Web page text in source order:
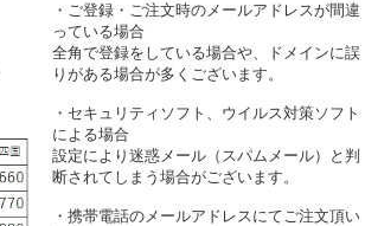
・ご登録・ご注文時のメールアドレスが間違
っている場合
全角で登録をしている場合や、ドメインに誤
りがある場合が多くございます。
・セキュリティソフト、ウイルス対策ソフト
による場合
設定により迷惑メール（スパムメール）と判
断されてしまう場合がございます。
・携帯電話のメールアドレスにてご注文頂い